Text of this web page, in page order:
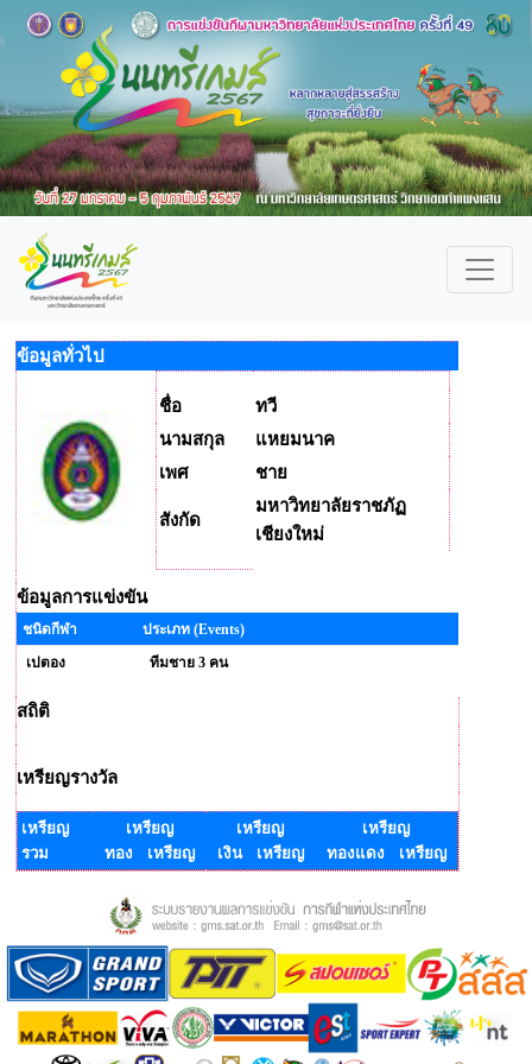
ข้อมูลทั่วไป
ชื่อ
ทวี
นามสกุล
แหยมนาค
เพศ
ชาย
สังกัด
มหาวิทยาลัยราชภัฏ
เชียงใหม่
ข้อมูลการแข่งขัน
ชนิดกีฬา
ประเภท (Events)
เปตอง
ทีมชาย 3 คน
สถิติ
เหรียญรางวัล
เหรียญ
รวม
เหรียญ
ทอง เหรียญ
เหรียญ
เงิน เหรียญ
เหรียญ
ทองแดง เหรียญ